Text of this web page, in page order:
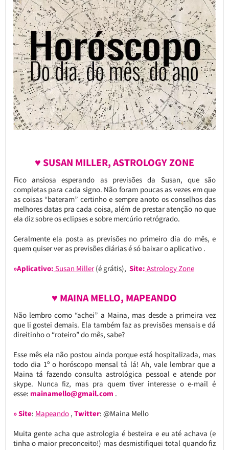
♥ SUSAN MILLER, ASTROLOGY ZONE
Fico ansiosa esperando as previsões da Susan, que são
completas para cada signo. Não foram poucas as vezes em que
as coisas “bateram” certinho e sempre anoto os conselhos das
melhores datas pra cada coisa, além de prestar atenção no que
ela diz sobre os eclipses e sobre mercúrio retrógrado.
Geralmente ela posta as previsões no primeiro dia do mês, e
quem quiser ver as previsões diárias é só baixar o aplicativo .
»Aplicativo: Susan Miller(é grátis), Site: Astrology Zone
♥ MAINA MELLO, MAPEANDO
Não lembro como “achei” a Maina, mas desde a primeira vez
que li gostei demais. Ela também faz as previsões mensais e dá
direitinho o “roteiro” do mês, sabe?
Esse mês ela não postou ainda porque está hospitalizada, mas
todo dia 1º o horóscopo mensal tá lá! Ah, vale lembrar que a
Maina tá fazendo consulta astrológica pessoal e atende por
skype. Nunca fiz, mas pra quem tiver interesse o e-mail é
esse: mainamello@gmail.com .
» Site: Mapeando, Twitter: @Maina Mello
Muita gente acha que astrologia é besteira e eu até achava (e
tinha o maior preconceito!) mas desmistifiquei total quando fiz